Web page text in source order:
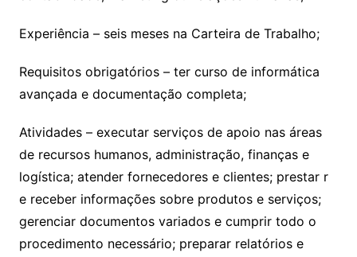
Experiência – seis meses na Carteira de Trabalho;
Requisitos obrigatórios – ter curso de informática
avançada e documentação completa;
Atividades – executar serviços de apoio nas áreas
de recursos humanos, administração, finanças e
logística; atender fornecedores e clientes; prestar r
e receber informações sobre produtos e serviços;
gerenciar documentos variados e cumprir todo o
procedimento necessário; preparar relatórios e